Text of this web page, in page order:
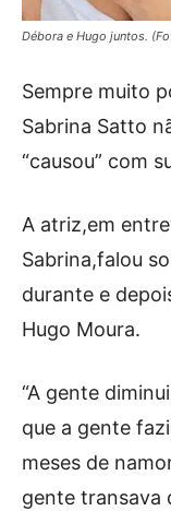
Débora e Hugo juntos.
Sempre muito
Sabrina Satto
“causou” com
A atriz,em
Sabrina,falou
durante e
Hugo Moura.
“A gente
que a gente
meses de
gente transava